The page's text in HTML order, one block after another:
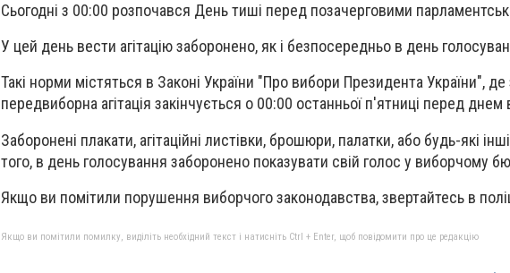
Сьогодні з 00:00 розпочався День тиші перед позачерговими
У цей день вести агітацію заборонено, як і безпосередньо в день
Такі норми містяться в Законі України "Про вибори Президента України",
передвиборна агітація закінчується о 00:00 останньої п'ятниці перед днем
Заборонені плакати, агітаційні листівки, брошюри, палатки, або будь-які інші
того, в день голосування заборонено показувати свій голос у виборчому
Якщо ви помітили порушення виборчого законодавства, звертайтесь в
Якщо ви помітили помилку, виділіть необхідний текст і натисніть Ctrl + Enter, щоб повідомити про це редакцію